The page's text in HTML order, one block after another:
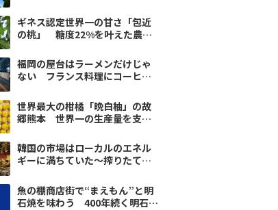
ギネス認定世界一の甘さ「包近
の桃」 糖度22%を叶えた農家
福岡の屋台はラーメンだけじゃ
ない フランス料理にコーヒー
世界最大の柑橘「晩白柚」の故
郷熊本 世界一の生産量を支え
韓国の市場はローカルのエネル
ギーに満ちていた～搾りたての
魚の棚商店街で“まえもん”と明
石焼を味わう 400年続く明石の